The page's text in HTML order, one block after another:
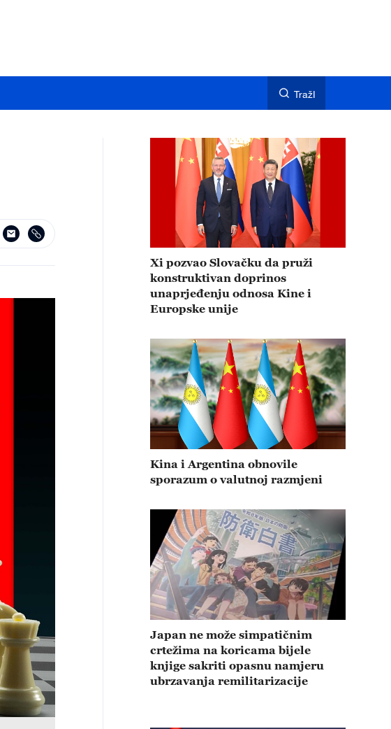
TražI
Xi pozvao Slovačku da pruži
konstruktivan doprinos
unaprjeđenju odnosa Kine i
Europske unije
Kina i Argentina obnovile
sporazum o valutnoj razmjeni
Japan ne može simpatičnim
crtežima na koricama bijele
knjige sakriti opasnu namjeru
ubrzavanja remilitarizacije